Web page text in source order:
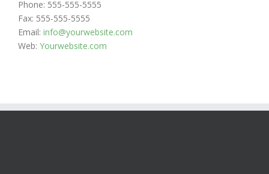
Phone: 555-555-5555
Fax: 555-555-5555
Email: info@yourwebsite.com
Web: Yourwebsite.com